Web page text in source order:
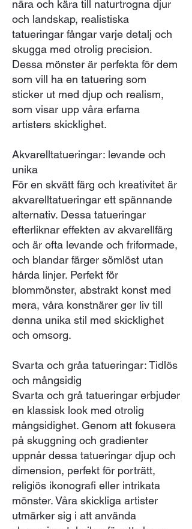
nära och kära till naturtrogna djur
och landskap, realistiska
tatueringar fångar varje detalj och
skugga med otrolig precision.
Dessa mönster är perfekta för dem
som vill ha en tatuering som
sticker ut med djup och realism,
som visar upp våra erfarna
artisters skicklighet.
Akvarelltatueringar: levande och
unika
För en skvätt färg och kreativitet är
akvarelltatueringar ett spännande
alternativ. Dessa tatueringar
efterliknar effekten av akvarellfärg
och är ofta levande och friformade,
och blandar färger sömlöst utan
hårda linjer. Perfekt för
blommönster, abstrakt konst med
mera, våra konstnärer ger liv till
denna unika stil med skicklighet
och omsorg.
Svarta och gråa tatueringar: Tidlös
och mångsidig
Svarta och grå tatueringar erbjuder
en klassisk look med otrolig
mångsidighet. Genom att fokusera
på skuggning och gradienter
uppnår dessa tatueringar djup och
dimension, perfekt för porträtt,
religiös ikonografi eller intrikata
mönster. Våra skickliga artister
utmärker sig i att använda